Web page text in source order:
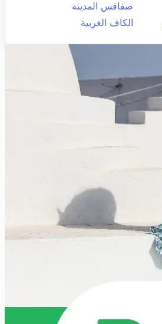
صفاقس المدينة
الكاف الغربية